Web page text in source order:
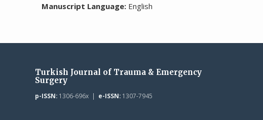
Manuscript Language: English
Turkish Journal of Trauma & Emergency
Surgery
p-ISSN:1306-696x | e-ISSN:1307-7945